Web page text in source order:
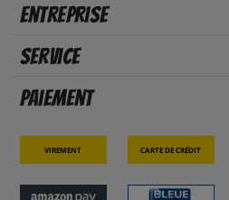
Entreprise
Service
Paiement
Virement Carte de crédit